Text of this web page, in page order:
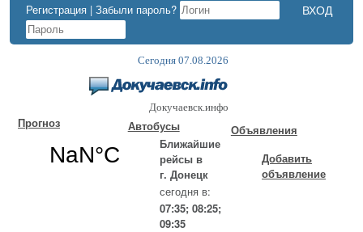
Регистрация | Забыли пароль?
Сегодня 07.08.2026
Докучаевск.инфо
Прогноз
Автобусы
Ближайшие
рейсы в
г. Донецк
сегодня в:
07:35; 08:25;
09:35
Объявления
Добавить
объявление